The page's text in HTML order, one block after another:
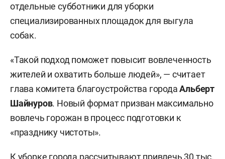
отдельные субботники для уборки
специализированных площадок для выгула
собак.
«Такой подход поможет повысит вовлеченность
жителей и охватить больше людей», — считает
глава комитета благоустройства городаАльберт
Шайнуров. Новый формат призван максимально
вовлечь горожан в процесс подготовки к
«празднику чистоты».
К уборке города рассчитывают привлечь 30 тыс.